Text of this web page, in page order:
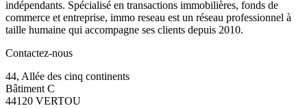
indépendants. Spécialisé en transactions immobilières, fonds de
commerce et entreprise, immo reseau est un réseau professionnel à
taille humaine qui accompagne ses clients depuis 2010.
Contactez-nous
44, Allée des cinq continents
Bâtiment C
44120 VERTOU